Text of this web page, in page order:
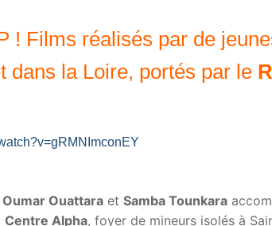
! Films réalisés par de
dans la Loire, portés par le
Oumar Ouattara et Samba Tounkara
Centre Alpha, foyer de mineurs isolés à